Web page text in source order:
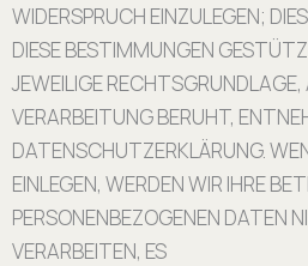
WIDERSPRUCH EINZULEGEN;
DIESE BESTIMMUNGEN
JEWEILIGE RECHTSGRUNDLAGE,
VERARBEITUNG BERUHT,
DATENSCHUTZERKLÄRUNG.
EINLEGEN, WERDEN WIR IHRE
PERSONENBEZOGENEN DATEN
VERARBEITEN, ES